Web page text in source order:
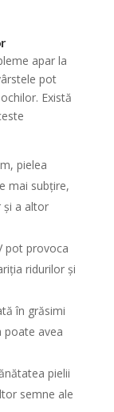
apar la
pot
Există
pielea
mai subțire,
și a altor
pot provoca
ridurilor și
în grăsimi
poate avea
pielii
semne ale